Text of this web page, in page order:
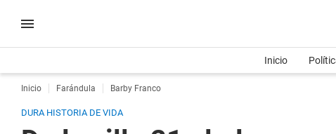
Inicio
Inicio Farándula Barby Franco
DURA HISTORIA DE VIDA